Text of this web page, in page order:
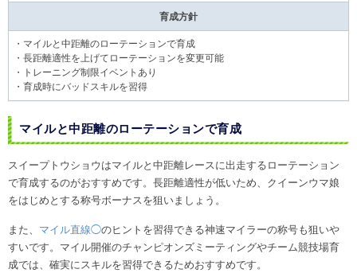
育成方針
・マイルと中距離のローテーションで育成
・長距離適性を上げてローテーションを変更可能
・トレーニング制限イベントあり
・育成時にバッドスキルを習得
マイルと中距離のローテーションで育成
スイープトウショウはマイルと中距離レースに出走するローテーション
で育成するのがおすすめです。長距離適性が低いため、クイーンウマ娘
をはじめとする称号ボーナスを狙いましょう。
また、 マイル直線◯のヒントを習得できる神速マイラーの称号も狙いや
すいです。マイル開催のチャンピオンズミーティングやチーム競技場育
成では、確実にスキルを習得できるためおすすめです。